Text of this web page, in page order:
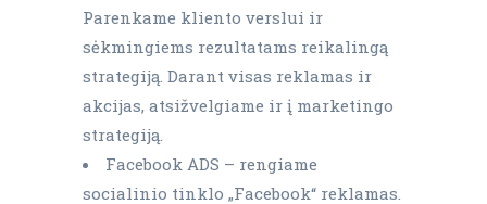
Parenkame kliento verslui ir
sėkmingiems rezultatams reikalingą
strategiją. Darant visas reklamas ir
akcijas, atsižvelgiame ir į marketingo
strategiją.
Facebook ADS – rengiame
socialinio tinklo „Facebook“ reklamas.